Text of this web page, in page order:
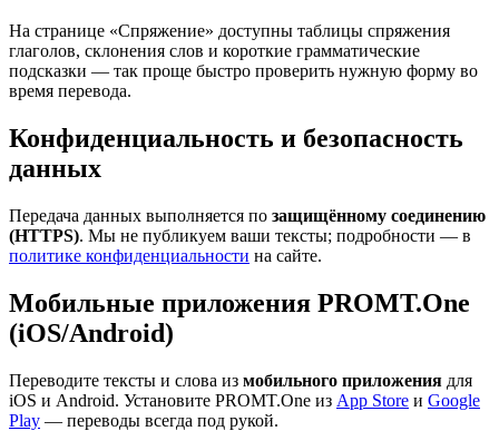
На странице «Спряжение» доступны таблицы спряжения
глаголов, склонения слов и короткие грамматические
подсказки — так проще быстро проверить нужную форму во
время перевода.
Конфиденциальность и безопасность
данных
Передача данных выполняется по защищённому соединению
(HTTPS). Мы не публикуем ваши тексты; подробности — в
политике конфиденциальности на сайте.
Мобильные приложения PROMT.One
(iOS/Android)
Переводите тексты и слова из мобильного приложения для
iOS и Android. Установите PROMT.One из App Store и Google
Play — переводы всегда под рукой.